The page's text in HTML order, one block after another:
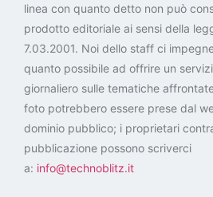
linea con quanto detto non può
prodotto editoriale ai sensi della
7.03.2001. Noi dello staff ci
quanto possibile ad offrire un
giornaliero sulle tematiche
foto potrebbero essere prese dal
dominio pubblico; i proprietari
pubblicazione possono scriverci
a: info@technoblitz.it